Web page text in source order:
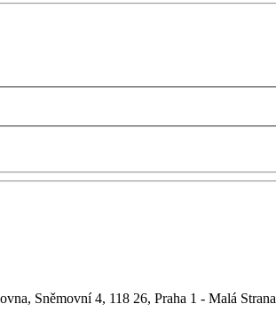
Sněmovní 4, 118 26, Praha 1 - Malá Strana